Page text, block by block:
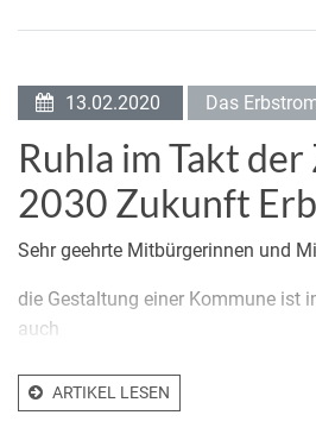
13.02.2020 Das
Ruhla im Takt
2030 Zukunft
Sehr geehrte Mitbürgerinnen und
die Gestaltung einer Kommune ist
auch
ARTIKEL LESEN